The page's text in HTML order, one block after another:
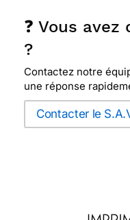
❓ Vous
?
Contactez notre
une réponse
Contacter le